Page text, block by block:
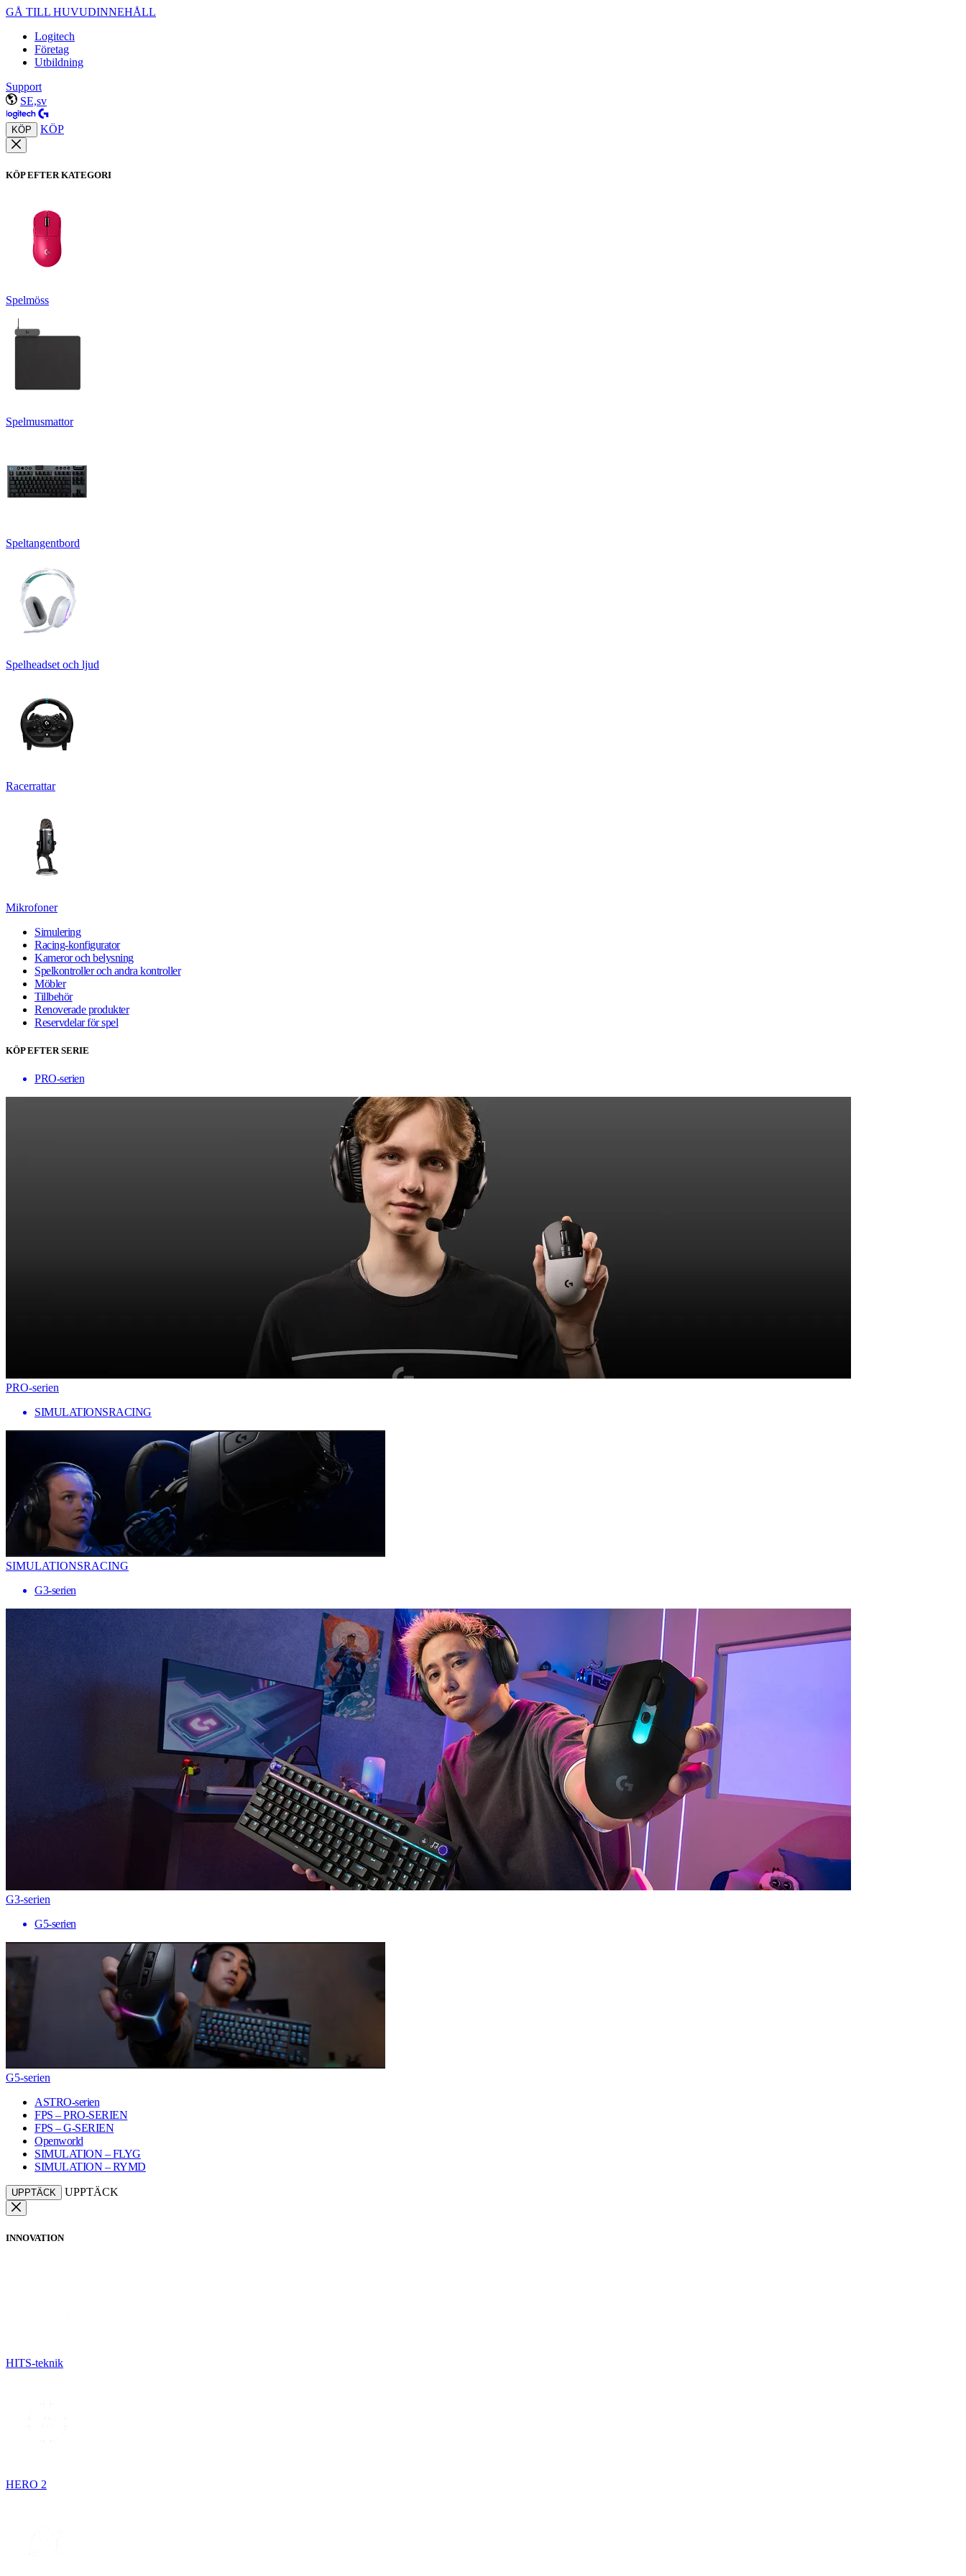
GÅ TILL HUVUDINNEHÅLL
Logitech
Företag
Utbildning
Support
SE,sv
KÖP KÖP
KÖP EFTER KATEGORI
Spelmöss
Spelmusmattor
Speltangentbord
Spelheadset och ljud
Racerrattar
Mikrofoner
Simulering
Racing-konfigurator
Kameror och belysning
Spelkontroller och andra kontroller
Möbler
Tillbehör
Renoverade produkter
Reservdelar för spel
KÖP EFTER SERIE
PRO-serien
PRO-serien
SIMULATIONSRACING
SIMULATIONSRACING
G3-serien
G3-serien
G5-serien
G5-serien
ASTRO-serien
FPS – PRO-SERIEN
FPS – G-SERIEN
Openworld
SIMULATION – FLYG
SIMULATION – RYMD
UPPTÄCK UPPTÄCK
INNOVATION
HITS-teknik
HERO 2